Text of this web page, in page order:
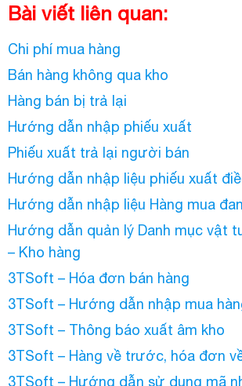
Bài viết liên quan:
Chi phí mua hàng
Bán hàng không qua kho
Hàng bán bị trả lại
Hướng dẫn nhập phiếu xuất
Phiếu xuất trả lại người bán
Hướng dẫn nhập liệu phiếu xuất
Hướng dẫn nhập liệu Hàng mua
Hướng dẫn quản lý Danh mục vật
– Kho hàng
3TSoft – Hóa đơn bán hàng
3TSoft – Hướng dẫn nhập mua
3TSoft – Thông báo xuất âm kho
3TSoft – Hàng về trước, hóa đơn
3TSoft – Hướng dẫn sử dụng mã